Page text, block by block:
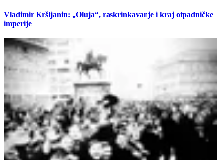
Vladimir Kršljanin: „Oluja“, raskrinkavanje i kraj otpadničke
imperije